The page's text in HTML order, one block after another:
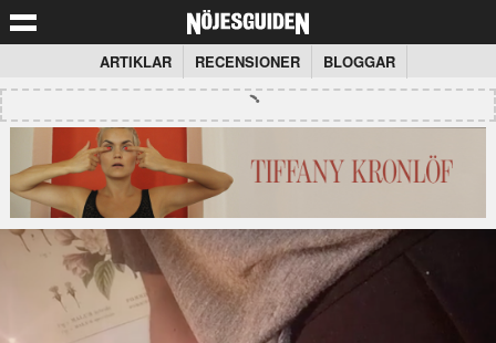
ARTIKLAR RECENSIONER BLOGGAR